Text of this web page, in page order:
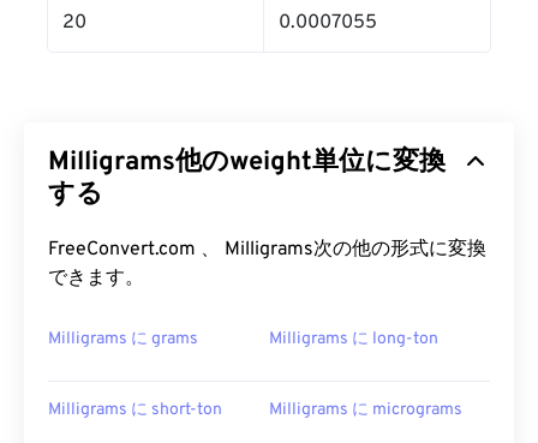
20 0.0007055
Milligrams他のweight単位に変換
する
FreeConvert.com 、 Milligrams次の他の形式に変換
できます。
Milligrams に grams Milligrams に long-ton
Milligrams に short-ton Milligrams に micrograms